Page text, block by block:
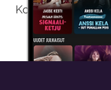
Kokeilemalla